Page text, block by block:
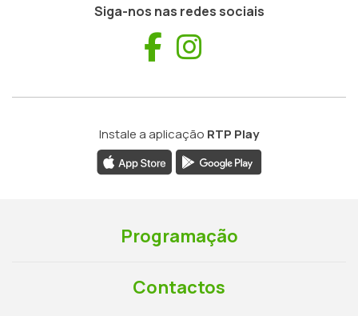
Siga-nos nas redes sociais
Facebook
Instale a aplicação RTP Play
Programação
Contactos